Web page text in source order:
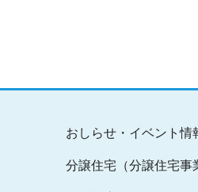
おしらせ・イベント情
分譲住宅（分譲住宅事